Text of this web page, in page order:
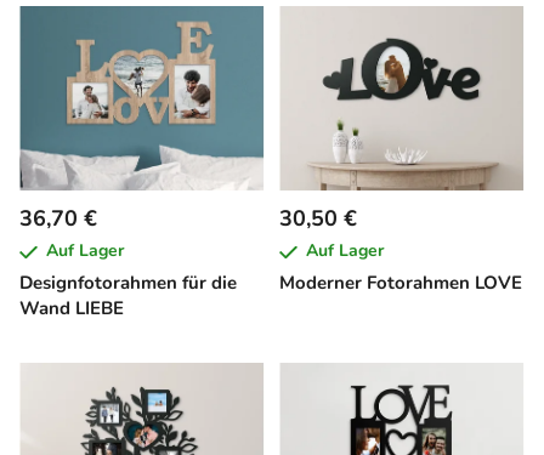
Designfotorahmen für die
Wand LIEBE
36,70 €
Auf Lager
Moderner Fotorahmen LOVE
30,50 €
Auf Lager